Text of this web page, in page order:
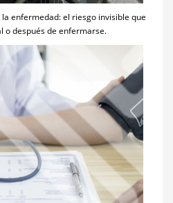
enfermedad: el riesgo invisible que
o después de enfermarse.